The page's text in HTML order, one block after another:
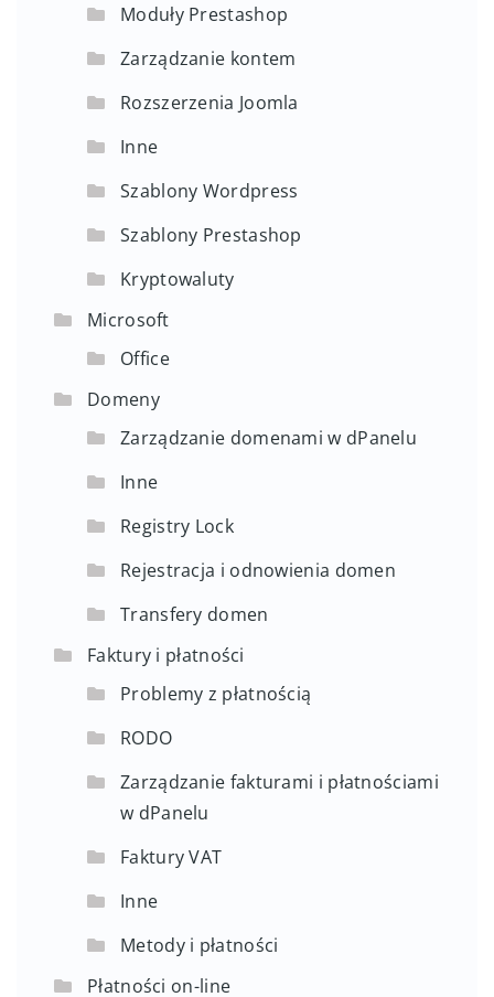
Moduły Prestashop
Zarządzanie kontem
Rozszerzenia Joomla
Inne
Szablony Wordpress
Szablony Prestashop
Kryptowaluty
Microsoft
Office
Domeny
Zarządzanie domenami w dPanelu
Inne
Registry Lock
Rejestracja i odnowienia domen
Transfery domen
Faktury i płatności
Problemy z płatnością
RODO
Zarządzanie fakturami i płatnościami
w dPanelu
Faktury VAT
Inne
Metody i płatności
Płatności on-line